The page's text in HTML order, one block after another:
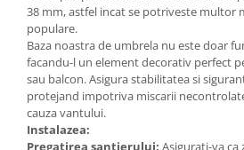
38 mm, astfel incat se potriveste multor
populare.
Baza noastra de umbrela nu este doar
facandu-l un element decorativ perfect
sau balcon. Asigura stabilitatea si
protejand impotriva miscarii
cauza vantului.
Instalazea:
Pregatirea santierului: Asigurati-va ca